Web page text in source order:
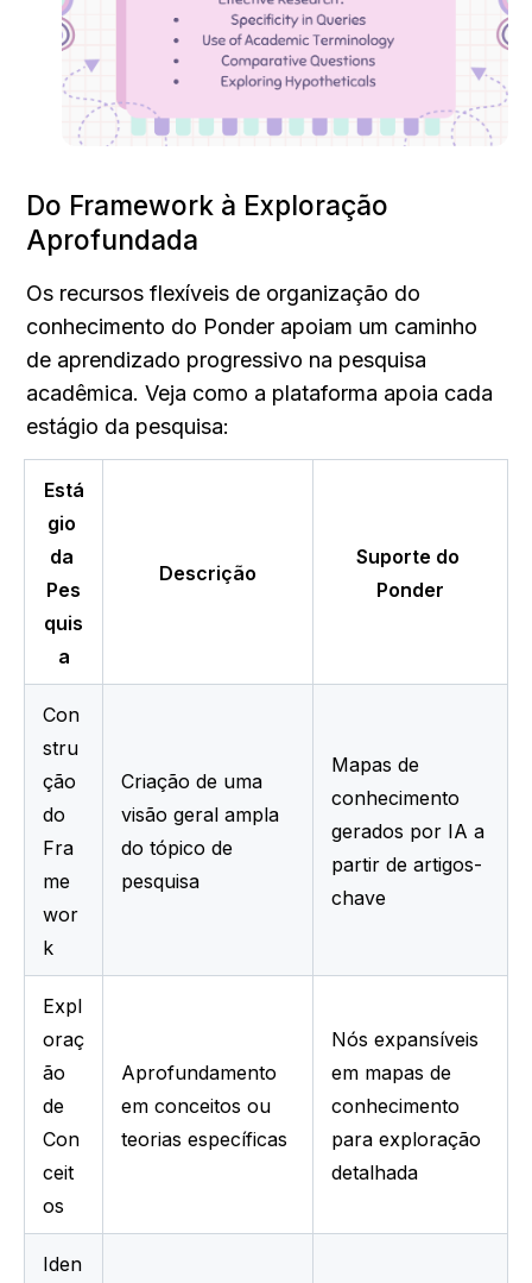
Do Framework à Exploração
Aprofundada
Os recursos flexíveis de organização do
conhecimento do Ponder apoiam um caminho
de aprendizado progressivo na pesquisa
acadêmica. Veja como a plataforma apoia cada
estágio da pesquisa:
Está
gio
da
Pes
quis
a
Descrição
Suporte do
Ponder
Con
stru
ção
do
Fra
me
wor
k
Criação de uma
visão geral ampla
do tópico de
pesquisa
Mapas de
conhecimento
gerados por IA a
partir de artigos-
chave
Expl
oraç
ão
de
Con
ceit
os
Aprofundamento
em conceitos ou
teorias específicas
Nós expansíveis
em mapas de
conhecimento
para exploração
detalhada
Iden